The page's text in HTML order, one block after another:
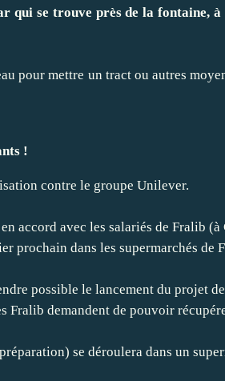
qui se trouve près de la fontaine,
pour mettre un tract ou autres
!
contre le groupe Unilever.
accord avec les salariés de Fralib (à
prochain dans les supermarchés de
possible le lancement du projet de
Fralib demandent de pouvoir
se déroulera dans un